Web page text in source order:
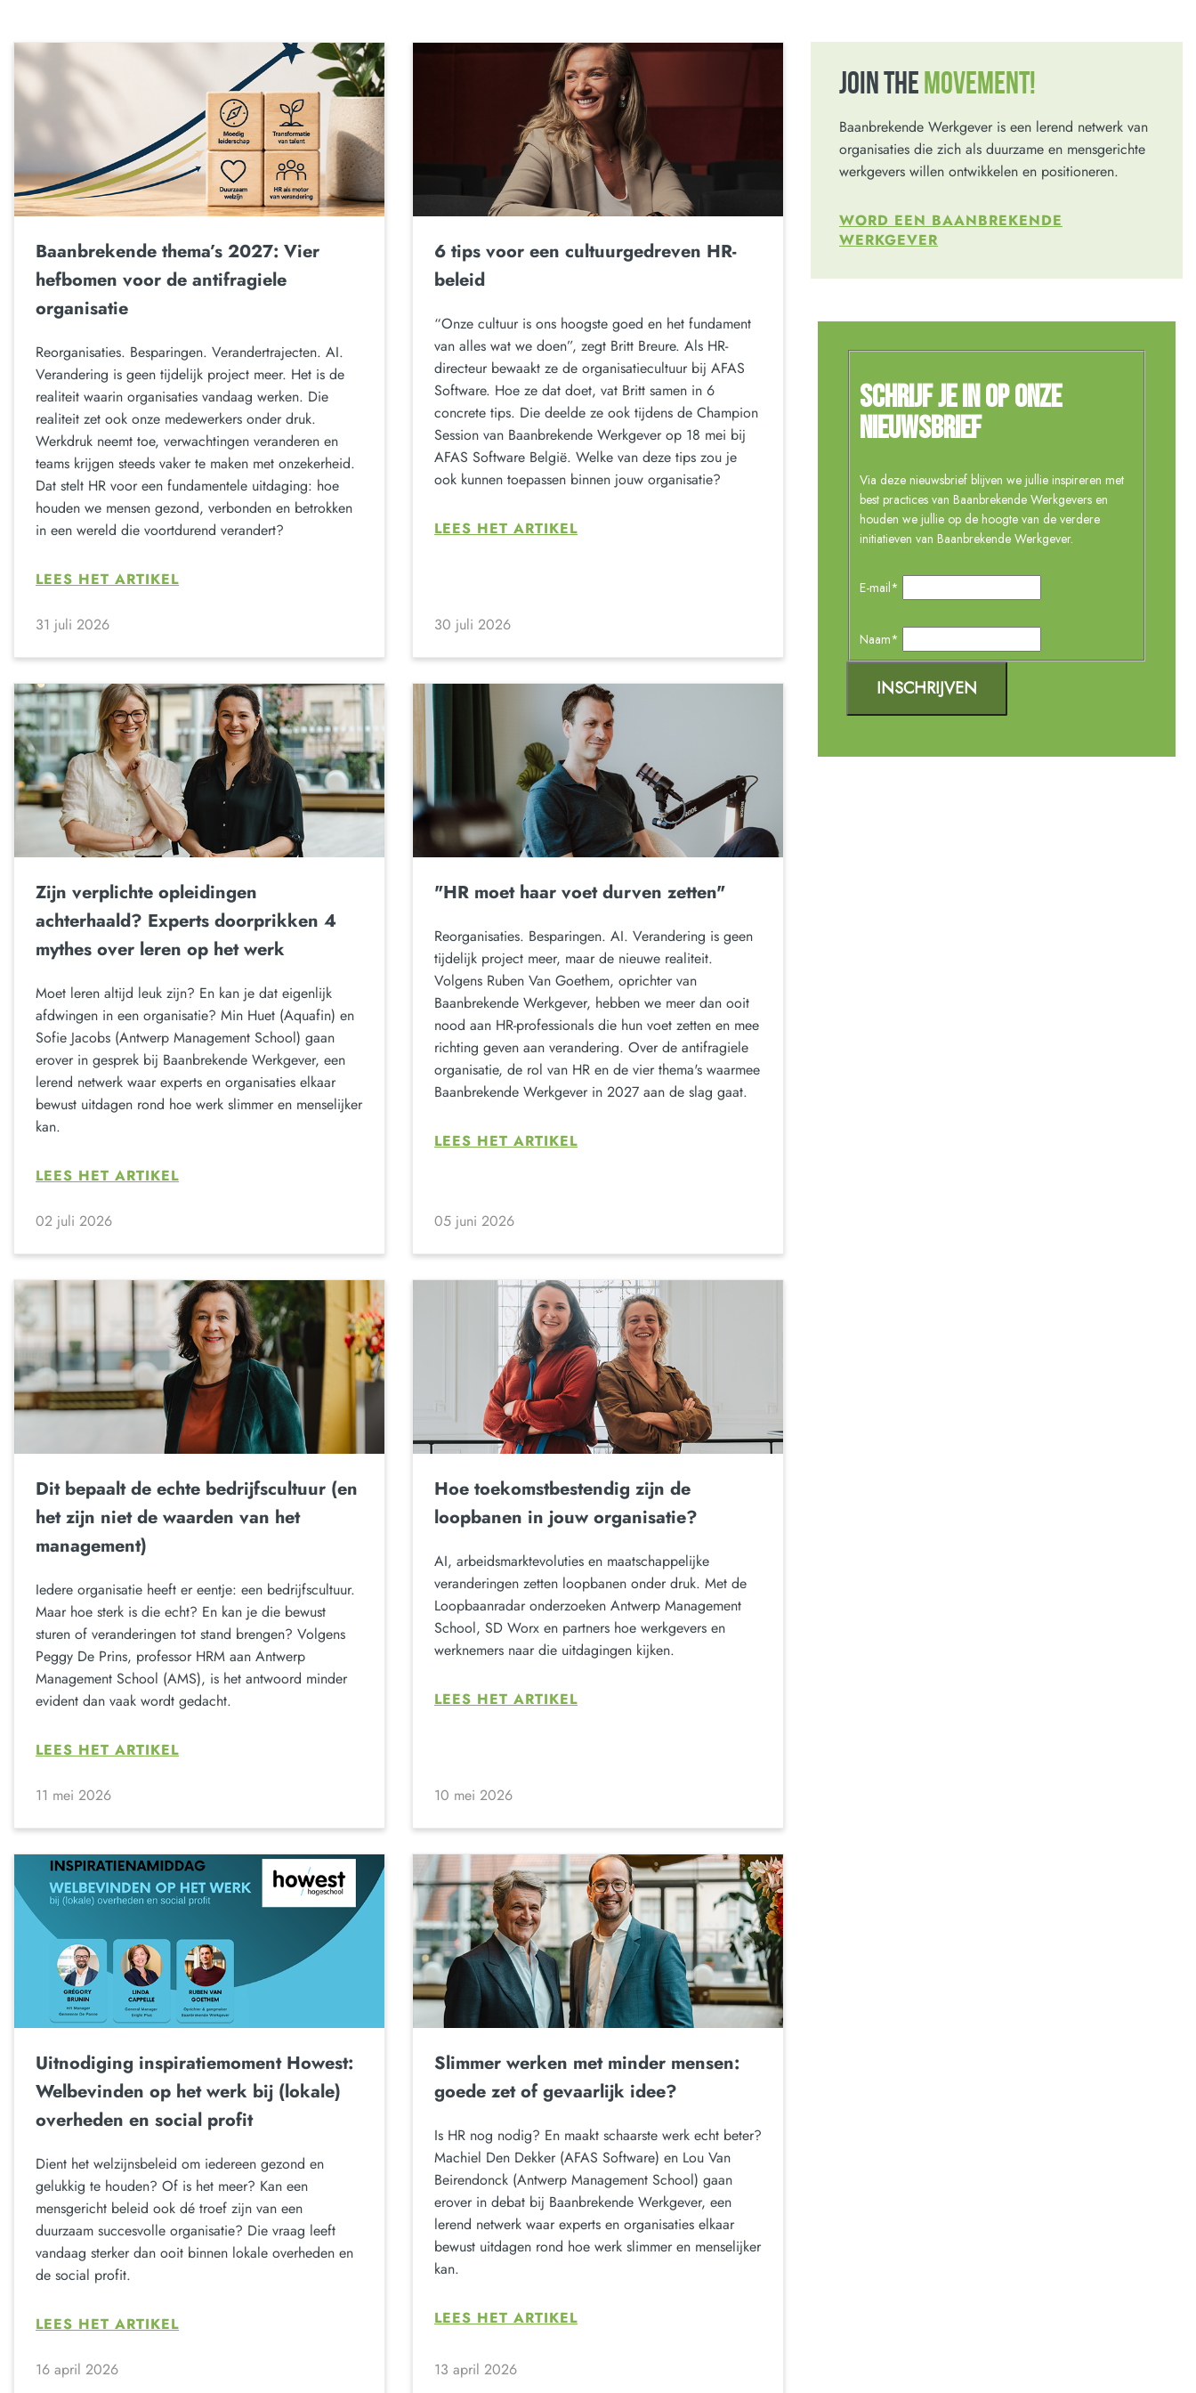
Baanbrekende thema’s 2027: Vier
hefbomen voor de antifragiele
organisatie
Reorganisaties. Besparingen. Verandertrajecten. AI.
Verandering is geen tijdelijk project meer. Het is de
realiteit waarin organisaties vandaag werken. Die
realiteit zet ook onze medewerkers onder druk.
Werkdruk neemt toe, verwachtingen veranderen en
teams krijgen steeds vaker te maken met onzekerheid.
Dat stelt HR voor een fundamentele uitdaging: hoe
houden we mensen gezond, verbonden en betrokken
in een wereld die voortdurend verandert?
LEES HET ARTIKEL
31 juli 2026
6 tips voor een cultuurgedreven HR-
beleid
“Onze cultuur is ons hoogste goed en het fundament
van alles wat we doen”, zegt Britt Breure. Als HR-
directeur bewaakt ze de organisatiecultuur bij AFAS
Software. Hoe ze dat doet, vat Britt samen in 6
concrete tips. Die deelde ze ook tijdens de Champion
Session van Baanbrekende Werkgever op 18 mei bij
AFAS Software België. Welke van deze tips zou je
ook kunnen toepassen binnen jouw organisatie?
LEES HET ARTIKEL
30 juli 2026
Zijn verplichte opleidingen
achterhaald? Experts doorprikken 4
mythes over leren op het werk
Moet leren altijd leuk zijn? En kan je dat eigenlijk
afdwingen in een organisatie? Min Huet (Aquafin) en
Sofie Jacobs (Antwerp Management School) gaan
erover in gesprek bij Baanbrekende Werkgever, een
lerend netwerk waar experts en organisaties elkaar
bewust uitdagen rond hoe werk slimmer en menselijker
kan.
LEES HET ARTIKEL
02 juli 2026
"HR moet haar voet durven zetten"
Reorganisaties. Besparingen. AI. Verandering is geen
tijdelijk project meer, maar de nieuwe realiteit.
Volgens Ruben Van Goethem, oprichter van
Baanbrekende Werkgever, hebben we meer dan ooit
nood aan HR-professionals die hun voet zetten en mee
richting geven aan verandering. Over de antifragiele
organisatie, de rol van HR en de vier thema's waarmee
Baanbrekende Werkgever in 2027 aan de slag gaat.
LEES HET ARTIKEL
05 juni 2026
Dit bepaalt de echte bedrijfscultuur (en
het zijn niet de waarden van het
management)
Iedere organisatie heeft er eentje: een bedrijfscultuur.
Maar hoe sterk is die echt? En kan je die bewust
sturen of veranderingen tot stand brengen? Volgens
Peggy De Prins, professor HRM aan Antwerp
Management School (AMS), is het antwoord minder
evident dan vaak wordt gedacht.
LEES HET ARTIKEL
11 mei 2026
Hoe toekomstbestendig zijn de
loopbanen in jouw organisatie?
AI, arbeidsmarktevoluties en maatschappelijke
veranderingen zetten loopbanen onder druk. Met de
Loopbaanradar onderzoeken Antwerp Management
School, SD Worx en partners hoe werkgevers en
werknemers naar die uitdagingen kijken.
LEES HET ARTIKEL
10 mei 2026
Uitnodiging inspiratiemoment Howest:
Welbevinden op het werk bij (lokale)
overheden en social profit
Dient het welzijnsbeleid om iedereen gezond en
gelukkig te houden? Of is het meer? Kan een
mensgericht beleid ook dé troef zijn van een
duurzaam succesvolle organisatie? Die vraag leeft
vandaag sterker dan ooit binnen lokale overheden en
de social profit.
LEES HET ARTIKEL
16 april 2026
Slimmer werken met minder mensen:
goede zet of gevaarlijk idee?
Is HR nog nodig? En maakt schaarste werk echt beter?
Machiel Den Dekker (AFAS Software) en Lou Van
Beirendonck (Antwerp Management School) gaan
erover in debat bij Baanbrekende Werkgever, een
lerend netwerk waar experts en organisaties elkaar
bewust uitdagen rond hoe werk slimmer en menselijker
kan.
LEES HET ARTIKEL
13 april 2026
JOIN THE MOVEMENT!
Baanbrekende Werkgever is een lerend netwerk van
organisaties die zich als duurzame en mensgerichte
werkgevers willen ontwikkelen en positioneren.
WORD EEN BAANBREKENDE
WERKGEVER